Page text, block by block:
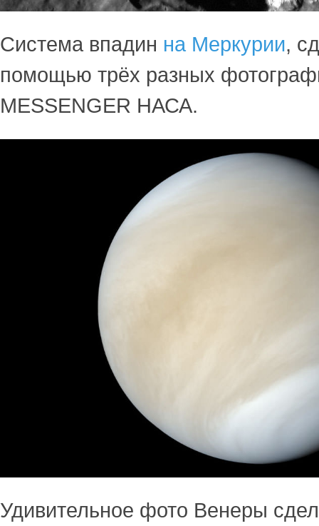
Система впадин на Меркурии,
помощью трёх разных
MESSENGER НАСА.
Удивительное фото Венеры